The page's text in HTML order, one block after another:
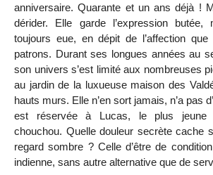
anniversaire. Quarante et un ans déjà !
dérider. Elle garde l’expression butée,
toujours eue, en dépit de l’affection
patrons. Durant ses longues années au
son univers s’est limité aux nombreuses
au jardin de la luxueuse maison des
hauts murs. Elle n’en sort jamais, n’a pas
est réservée à Lucas, le plus jeune
chouchou. Quelle douleur secrète cache
regard sombre ? Celle d’être de
indienne, sans autre alternative que de